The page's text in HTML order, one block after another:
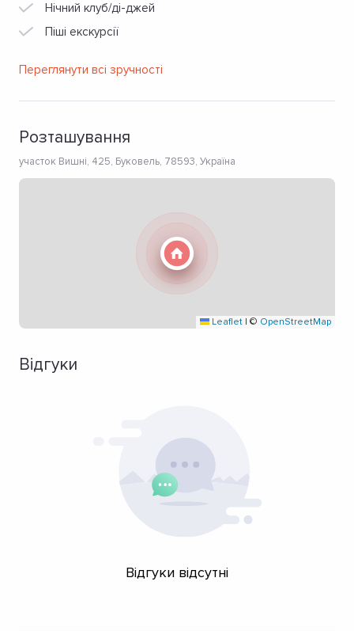
Нічний клуб/ді-джей
Піші екскурсії
Переглянути всі зручності
Розташування
участок Вишні, 425, Буковель, 78593, Україна
Leaflet | © OpenStreetMap
Відгуки
Відгуки відсутні